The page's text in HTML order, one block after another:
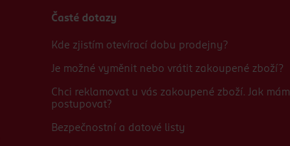
Časté dotazy
Kde zjistím otevírací dobu prodejny?
Je možné vyměnit nebo vrátit zakoupené zboží?
Chci reklamovat u vás zakoupené zboží. Jak mám
postupovat?
Bezpečnostní a datové listy